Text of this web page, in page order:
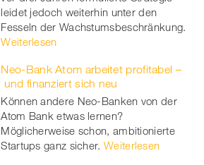
leidet jedoch weiterhin unter den
Fesseln der Wachstumsbeschränkung.
Weiterlesen
Neo-Bank Atom arbeitet profitabel –
und finanziert sich neu
Können andere Neo-Banken von der
Atom Bank etwas lernen?
Möglicherweise schon, ambitionierte
Startups ganz sicher. Weiterlesen